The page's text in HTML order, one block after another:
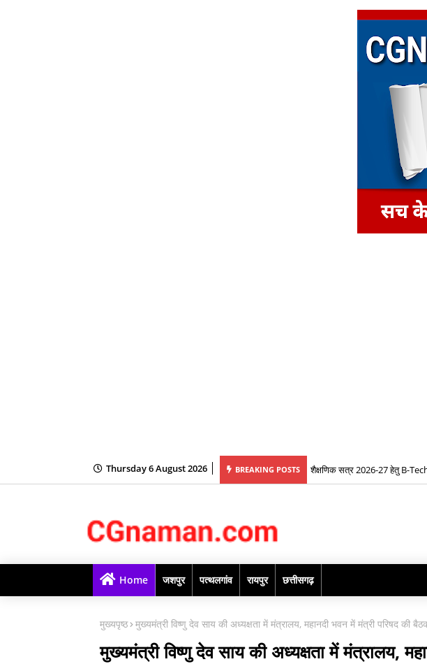
Thursday 6 August 2026 BREAKING POSTS
अध्यक्षता में महानदी भवन में आयोजित कैबिनेट की बैठक में लिये गये अनेक महत्वपूर्ण निर्णय शैक्षणिक सत्र 2026-27 हेतु B-Tech
Home जशपुर पत्थलगांव रायपुर छत्तीसगढ़
मुख्यपृष्ठ मुख्यमंत्री विष्णु देव साय की अध्यक्षता में मंत्रालय, महानदी भवन में मंत्री परिषद की
मुख्यमंत्री विष्णु देव साय की अध्यक्षता में मंत्रालय,